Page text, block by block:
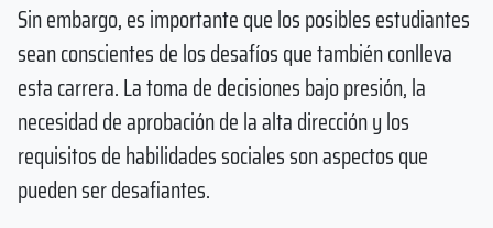
Sin embargo, es importante que los posibles estudiantes
sean conscientes de los desafíos que también conlleva
esta carrera. La toma de decisiones bajo presión, la
necesidad de aprobación de la alta dirección y los
requisitos de habilidades sociales son aspectos que
pueden ser desafiantes.